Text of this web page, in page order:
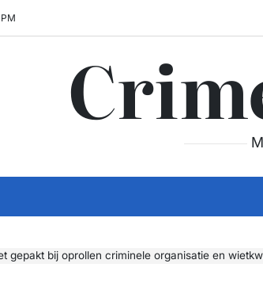
PM
bij oprollen criminele organisatie en wietkwekerijen